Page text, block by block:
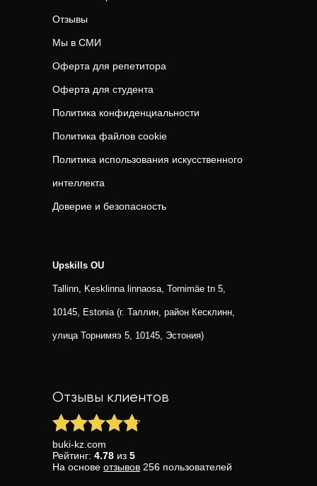
Отзывы
Мы в СМИ
Оферта для репетитора
Оферта для студента
Политика конфиденциальности
Политика файлов cookie
Политика использования искусственного
интеллекта
Доверие и безопасность
Upskills OU
Tallinn, Kesklinna linnaosa, Tornimäe tn 5,
10145, Estonia (г. Таллин, район Кесклинн,
улица Торнимяэ 5, 10145, Эстония)
Отзывы клиентов
buki-kz.com
Рейтинг: 4.78 из 5
На основе отзывов 256 пользователей